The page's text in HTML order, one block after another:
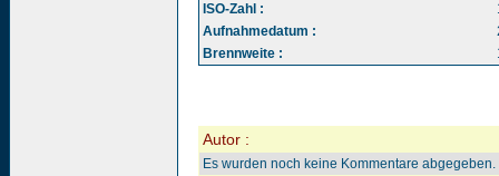
ISO-Zahl :
Aufnahmedatum :
Brennweite :
Autor :
Es wurden noch keine Kommentare abgegeben.